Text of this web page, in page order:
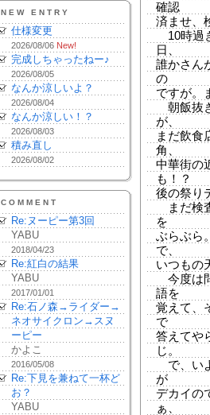
NEW ENTRY
仕様変更
2026/08/06 New!
完成しちゃったねー♪
2026/08/05
なんか涼しいよ？
2026/08/04
なんか涼しい！？
2026/08/03
積み直し
2026/08/02
COMMENT
Re:ヌーピー第3回
YABU
2018/04/23
Re:紅白の結果
YABU
2017/01/01
Re:石ノ森→ライダー→
ネオサイクロン→スヌ
ーピー
かよこ
2016/05/08
Re:下見を兼ねて一杯ど
お？
YABU
確認
済ませ、
10時過
日、
誰かさん
の
ですが。
朝飯抜
が、
まだ飲食
角、
中華街の
も！？
後の祭り
まだ検
を
ぶらぶら
で、
いつもの
今度は
語を
覚えて、
で
答えてや
じ。
で、い
が
デカイの
ぁ、